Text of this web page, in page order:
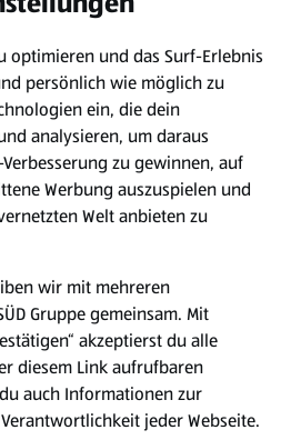
optimieren und das Surf-Erlebnis
persönlich wie möglich zu
ein, die dein
analysieren, um daraus
zu gewinnen, auf
Werbung auszuspielen und
Welt anbieten zu
wir mit mehreren
Gruppe gemeinsam. Mit
akzeptierst du alle
diesem Link aufrufbaren
auch Informationen zur
jeder Webseite.